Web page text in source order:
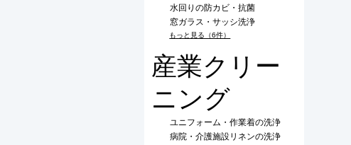
水回りの防カビ・抗菌
窓ガラス・サッシ洗浄
もっと見る（6件）
産業クリー
ニング
ユニフォーム・作業着の洗浄
病院・介護施設リネンの洗浄